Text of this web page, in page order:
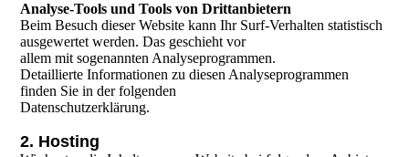
Analyse-Tools und Tools von Drittanbietern
Beim Besuch dieser Website kann Ihr Surf-Verhalten statistisch
ausgewertet werden. Das geschieht vor
allem mit sogenannten Analyseprogrammen.
Detaillierte Informationen zu diesen Analyseprogrammen
finden Sie in der folgenden
Datenschutzerklärung.
2. Hosting